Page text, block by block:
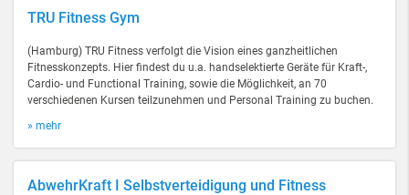
TRU Fitness Gym
(Hamburg) TRU Fitness verfolgt die Vision eines ganzheitlichen
Fitnesskonzepts. Hier findest du u.a. handselektierte Geräte für Kraft-,
Cardio- und Functional Training, sowie die Möglichkeit, an 70
verschiedenen Kursen teilzunehmen und Personal Training zu buchen.
» mehr
AbwehrKraft I Selbstverteidigung und Fitness